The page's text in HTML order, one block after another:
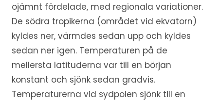
ojämnt fördelade, med regionala variationer.
De södra tropikerna (området vid ekvatorn)
kyldes ner, värmdes sedan upp och kyldes
sedan ner igen. Temperaturen på de
mellersta latituderna var till en början
konstant och sjönk sedan gradvis.
Temperaturerna vid sydpolen sjönk till en